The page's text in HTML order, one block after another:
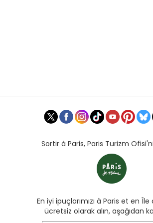
Sortir à Paris, Paris Turizm
En iyi ipuçlarımızı à Paris et en
ücretsiz olarak alın, aşağıdan